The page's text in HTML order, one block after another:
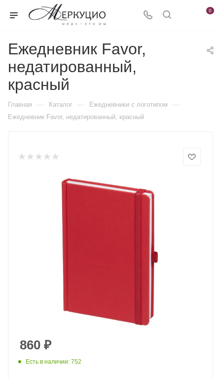
0
Ежедневник Favor,
недатированный,
красный
Главная — Каталог — Ежедневники c логотипом —
Ежедневник Favor, недатированный, красный
860 ₽
Есть в наличии: 752